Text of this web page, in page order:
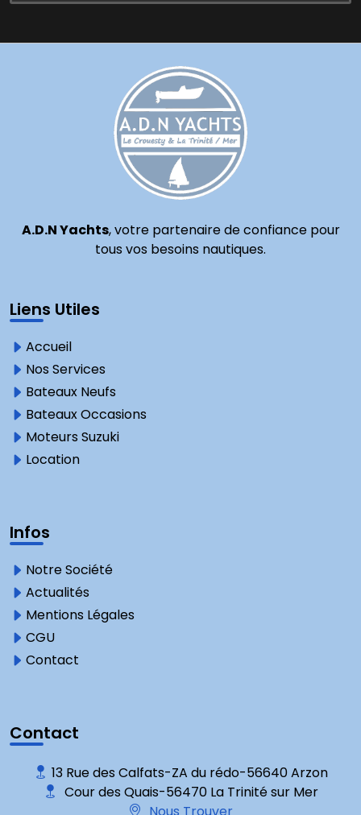
A.D.N Yachts, votre partenaire de confiance pour
tous vos besoins nautiques.
Liens Utiles
Accueil
Nos Services
Bateaux Neufs
Bateaux Occasions
Moteurs Suzuki
Location
Infos
Notre Société
Actualités
Mentions Légales
CGU
Contact
Contact
13 Rue des Calfats-ZA du rédo-56640 Arzon
Cour des Quais-56470 La Trinité sur Mer